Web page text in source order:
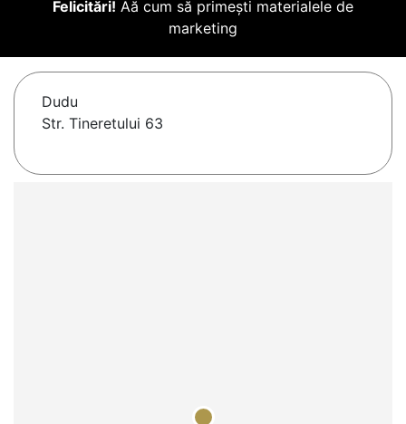
Felicitări! Aă cum să primești materialele de
marketing
Dudu
Str. Tineretului 63